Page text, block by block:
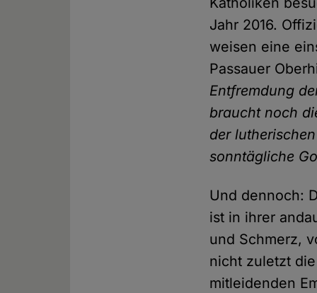
Jahr 2016.
weisen eine
Passauer
Entfremdung
braucht noch
der
sonntägliche
Und dennoch:
ist in ihrer
und Schmerz,
nicht zuletzt
mitleidenden